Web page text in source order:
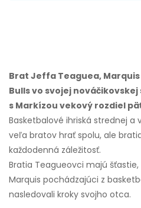
Brat Jeffa Teaguea,
Bulls vo svojej
s Markízou vekový rozdiel
Basketbalové ihriská strednej a
veľa bratov hrať spolu, ale
každodenná záležitosť.
Bratia Teagueovci majú
Marquis pochádzajúci z
nasledovali kroky svojho otca.